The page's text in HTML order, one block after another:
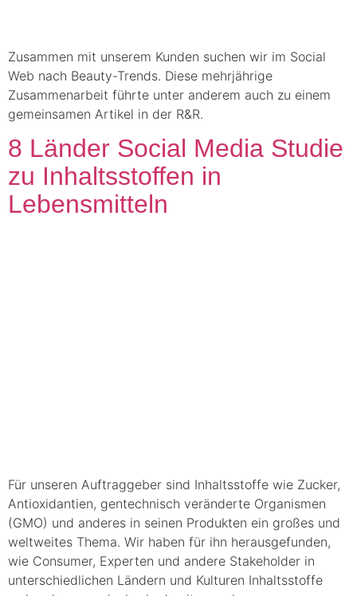
Zusammen mit unserem Kunden suchen wir im Social
Web nach Beauty-Trends. Diese mehrjährige
Zusammenarbeit führte unter anderem auch zu einem
gemeinsamen Artikel in der R&R.
8 Länder Social Media Studie
zu Inhaltsstoffen in
Lebensmitteln
Für unseren Auftraggeber sind Inhaltsstoffe wie Zucker,
Antioxidantien, gentechnisch veränderte Organismen
(GMO) und anderes in seinen Produkten ein großes und
weltweites Thema. Wir haben für ihn herausgefunden,
wie Consumer, Experten und andere Stakeholder in
unterschiedlichen Ländern und Kulturen Inhaltsstoffe